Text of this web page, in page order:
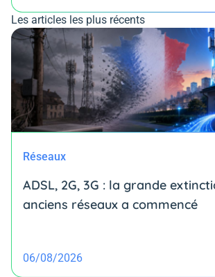
Les articles les plus récents
Réseaux
ADSL, 2G, 3G : la grande
anciens réseaux a commencé
06/08/2026